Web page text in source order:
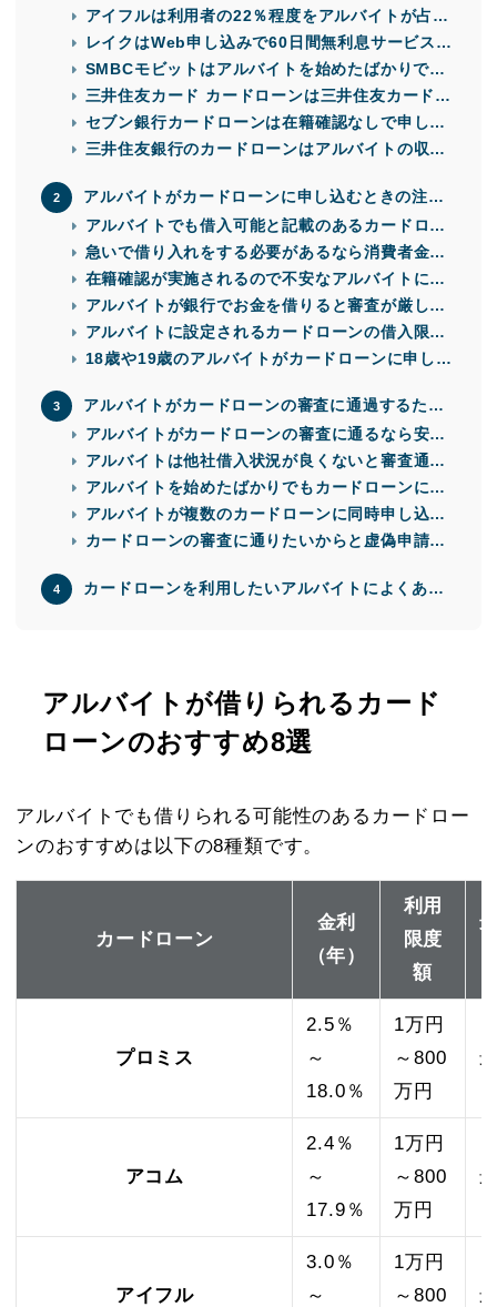
える可能性がある
アイフルは利用者の22％程度をアルバイトが占め
ている
レイクはWeb申し込みで60日間無利息サービスが
受けられるケースもある
SMBCモビットはアルバイトを始めたばかりでも
申し込める
三井住友カード カードローンは三井住友カード会
員のアルバイトに優遇金利を適用
セブン銀行カードローンは在籍確認なしで申し込
める可能性もある
三井住友銀行のカードローンはアルバイトの収入
アルバイトがカードローンに申し込むときの注意
点6つ アルバイトでも借入可能と記載のあるカードロー
ンを選ぶ
急いで借り入れをする必要があるなら消費者金融
に申し込む
在籍確認が実施されるので不安なアルバイトには
原則電話なしの借入先がおすすめ
アルバイトが銀行でお金を借りると審査が厳しく
なる傾向にある
アルバイトに設定されるカードローンの借入限度
額はあまり高くない
18歳や19歳のアルバイトがカードローンに申し込
アルバイトがカードローンの審査に通過するため
のポイント5つ
アルバイトがカードローンの審査に通るなら安定
継続収入が重要
アルバイトは他社借入状況が良くないと審査通過
が難しい
アルバイトを始めたばかりでもカードローンに申
し込めるが信用は低くなりやすい
アルバイトが複数のカードローンに同時申し込み
すると審査落ちのリスクがある
カードローンの審査に通りたいからと虚偽申請を
カードローンを利用したいアルバイトによくある
アルバイトが借りられるカード
ローンのおすすめ8選
アルバイトでも借りられる可能性のあるカードロー
ンのおすすめは以下の8種類です。
カードローン
金利
（年）
利用
限度
額
プロミス
2.5％
～
18.0％
1万円
～800
万円
アコム
2.4％
～
17.9％
1万円
～800
万円
アイフル
3.0％
～
1万円
～800